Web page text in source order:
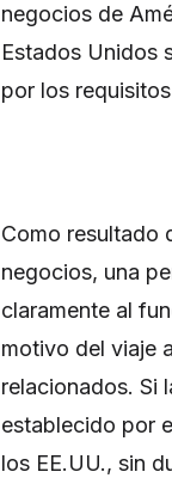
negocios de
Estados Unidos
por los
Como resultado
negocios, una
claramente al
motivo del viaje
relacionados. Si
establecido por
los EE.UU., sin